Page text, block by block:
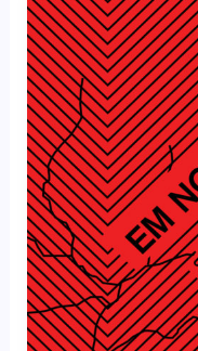
EM
NOSSAS
ARTÉRIAS
NOSSAS
RAÍZES